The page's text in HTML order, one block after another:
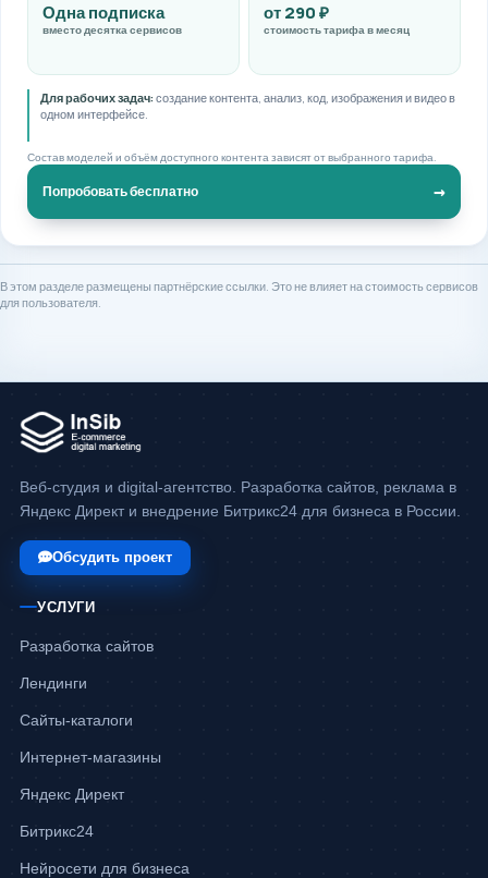
Одна подписка
вместо десятка сервисов
от 290 ₽
стоимость тарифа в месяц
Для рабочих задач: создание контента, анализ, код, изображения и видео в
одном интерфейсе.
Состав моделей и объём доступного контента зависят от выбранного тарифа.
Попробовать бесплатно →
В этом разделе размещены партнёрские ссылки. Это не влияет на стоимость сервисов
для пользователя.
Веб-студия и digital-агентство. Разработка сайтов, реклама в
Яндекс Директ и внедрение Битрикс24 для бизнеса в России.
Обсудить проект
УСЛУГИ
Разработка сайтов
Лендинги
Сайты-каталоги
Интернет-магазины
Яндекс Директ
Битрикс24
Нейросети для бизнеса